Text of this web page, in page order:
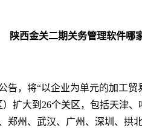
陕西金关二期关务管理软件哪
告，将“以企业为单元的加工
扩大到26个关区，包括天津
郑州、武汉、广州、深圳、拱